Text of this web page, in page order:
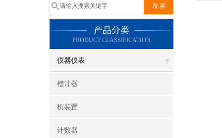
产品分类
PRODUCT CLASSIFICATION
仪器仪表
槽计器
机装置
计数器